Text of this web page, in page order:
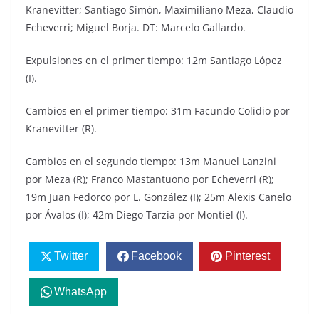
Kranevitter; Santiago Simón, Maximiliano Meza, Claudio
Echeverri; Miguel Borja. DT: Marcelo Gallardo.
Expulsiones en el primer tiempo: 12m Santiago López
(I).
Cambios en el primer tiempo: 31m Facundo Colidio por
Kranevitter (R).
Cambios en el segundo tiempo: 13m Manuel Lanzini
por Meza (R); Franco Mastantuono por Echeverri (R);
19m Juan Fedorco por L. González (I); 25m Alexis Canelo
por Ávalos (I); 42m Diego Tarzia por Montiel (I).
Twitter Facebook Pinterest
WhatsApp